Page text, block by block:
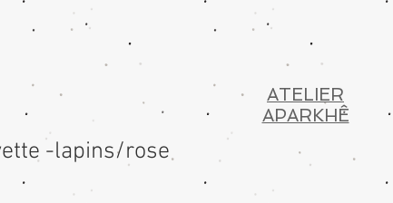
-lapins/rose
ATELIER
APARKHÊ